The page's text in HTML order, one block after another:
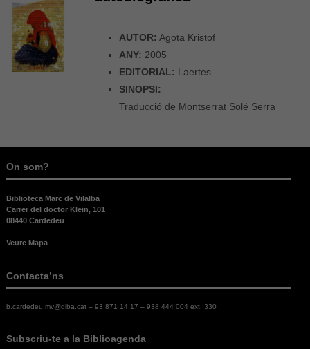
AUTOR: Agota Kristof
ANY: 2005
EDITORIAL: Laertes
SINOPSI:
Traducció de Montserrat Solé Serra
On som?
Biblioteca Marc de Vilalba
Carrer del doctor Klein, 101
08440 Cardedeu
Veure Mapa
Contacta’ns
b.cardedeu.mv@diba.cat– 93 871 14 17 – 938 444 004 ext. 330
Subscriu-te a la Biblioagenda